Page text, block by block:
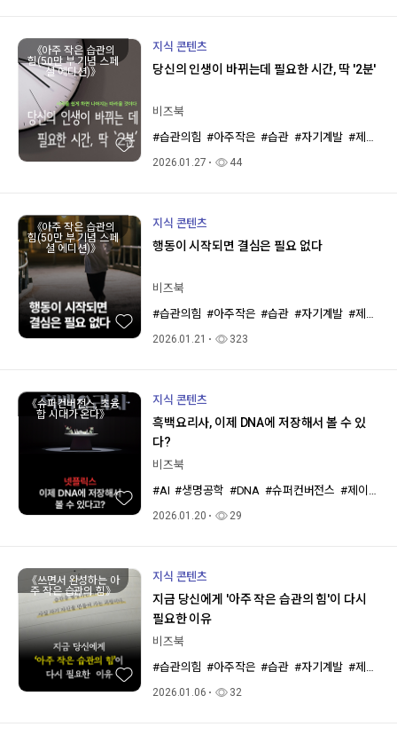
《아주 작은 습관의
힘(50만 부 기념 스페
셜 에디션)》
지식 콘텐츠
당신의 인생이 바뀌는데 필요한 시간, 딱 '2분'
비즈북
#습관의힘 #아주작은 #습관 #자기계발 #제임스클리어
2026.01.27 44
《아주 작은 습관의
힘(50만 부 기념 스페
셜 에디션)》
지식 콘텐츠
행동이 시작되면 결심은 필요 없다
비즈북
#습관의힘 #아주작은 #습관 #자기계발 #제임스클리어
2026.01.21 323
《슈퍼컨버전스, 초융
합 시대가 온다》
지식 콘텐츠
흑백요리사, 이제 DNA에 저장해서 볼 수 있
다?
비즈북
#AI #생명공학 #DNA #슈퍼컨버전스 #제이미메츨
2026.01.20 29
《쓰면서 완성하는 아
주 작은 습관의 힘》
지식 콘텐츠
지금 당신에게 '아주 작은 습관의 힘'이 다시
필요한 이유
비즈북
#습관의힘 #아주작은 #습관 #자기계발 #제임스클리어
2026.01.06 32